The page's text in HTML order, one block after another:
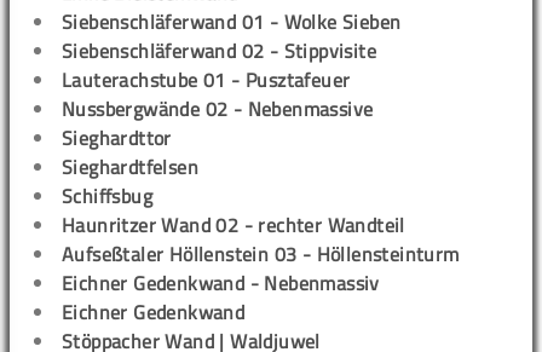
Siebenschläferwand 01 - Wolke Sieben
Siebenschläferwand 02 - Stippvisite
Lauterachstube 01 - Pusztafeuer
Nussbergwände 02 - Nebenmassive
Sieghardttor
Sieghardtfelsen
Schiffsbug
Haunritzer Wand 02 - rechter Wandteil
Aufseßtaler Höllenstein 03 - Höllensteinturm
Eichner Gedenkwand - Nebenmassiv
Eichner Gedenkwand
Stöppacher Wand | Waldjuwel